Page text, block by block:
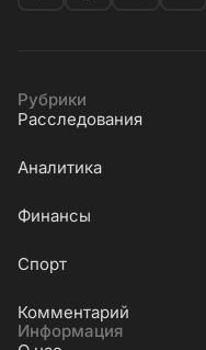
Рубрики
Расследования
Аналитика
Финансы
Cпорт
Комментарий
Информация